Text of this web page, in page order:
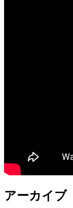
アーカイブ